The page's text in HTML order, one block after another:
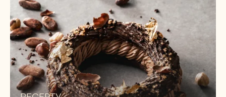
AKADEMIE
Osvojte si nové techniky kdykoli a kdekoli -
osobně i online.
Navštívit akademii
akademii